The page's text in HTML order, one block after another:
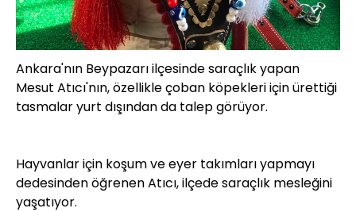
Ankara'nın Beypazarı ilçesinde saraçlık yapan
Mesut Atıcı'nın, özellikle çoban köpekleri için ürettiği
tasmalar yurt dışından da talep görüyor.
Hayvanlar için koşum ve eyer takımları yapmayı
dedesinden öğrenen Atıcı, ilçede saraçlık mesleğini
yaşatıyor.